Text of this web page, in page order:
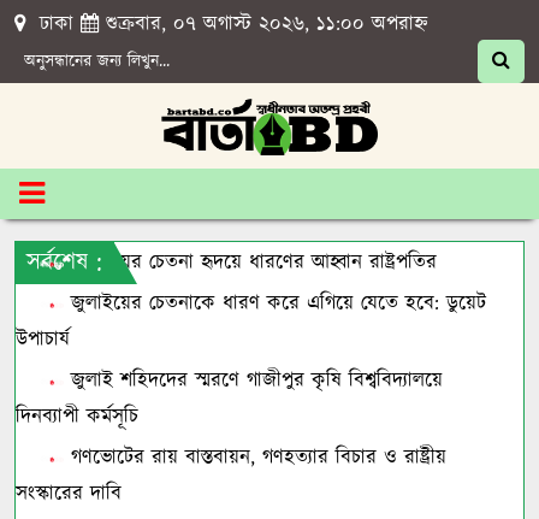
ঢাকা শুক্রবার, ০৭ অগাস্ট ২০২৬, ১১:০০ অপরাহ্ন
সর্বশেষ :জুলাইয়ের চেতনা হৃদয়ে ধারণের আহ্বান রাষ্ট্রপতির
জুলাইয়ের চেতনাকে ধারণ করে এগিয়ে যেতে হবে: ডুয়েট
উপাচার্য
জুলাই শহিদদের স্মরণে গাজীপুর কৃষি বিশ্ববিদ্যালয়ে
দিনব্যাপী কর্মসূচি
গণভোটের রায় বাস্তবায়ন, গণহত্যার বিচার ও রাষ্ট্রীয়
সংস্কারের দাবি